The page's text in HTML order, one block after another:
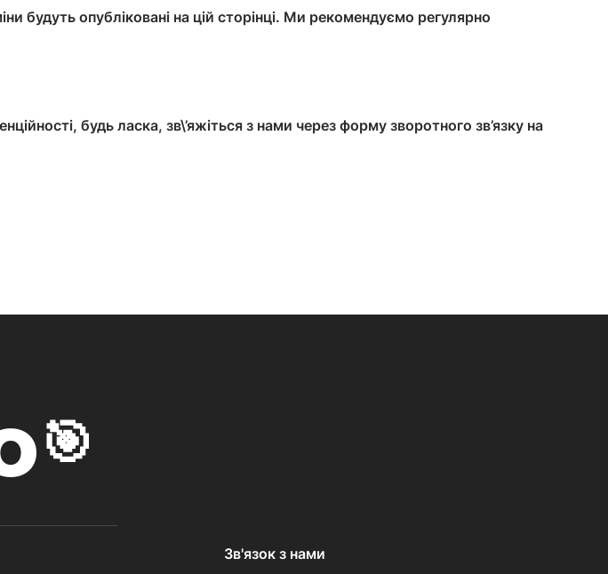
будуть опубліковані на цій сторінці. Ми рекомендуємо регулярно
будь ласка, зв\’яжіться з нами через форму зворотного зв’язку на
🎯
Зв'язок з нами